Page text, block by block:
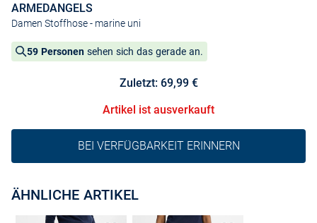
ARMEDANGELS
Damen Stoffhose- marine uni
59 Personen sehen sich das gerade an.
Zuletzt: 69,99 €
Artikel ist ausverkauft
BEI VERFÜGBARKEIT ERINNERN
ÄHNLICHE ARTIKEL